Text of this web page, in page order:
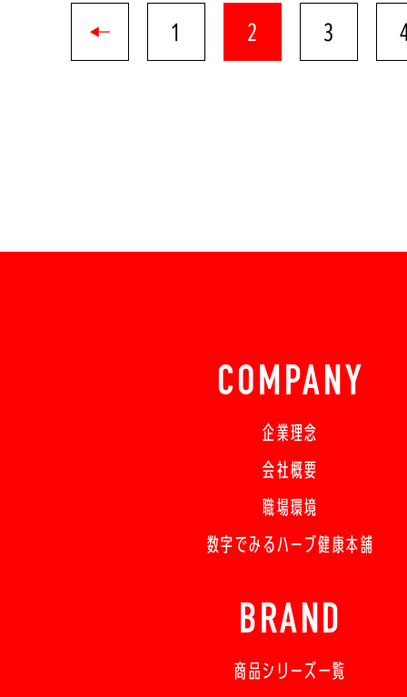
1 2 3
COMPANY
企業理念
会社概要
職場環境
数字でみるハーブ健康本舗
BRAND
商品シリーズ一覧